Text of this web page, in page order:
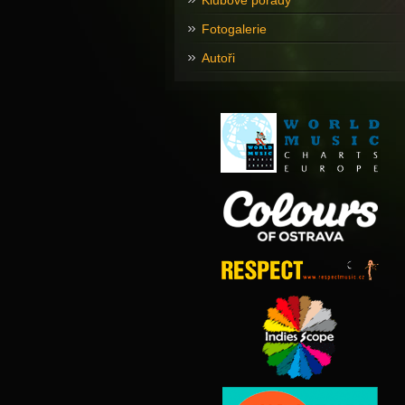
Fotogalerie
Autoři